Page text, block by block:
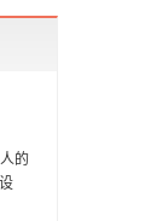
的